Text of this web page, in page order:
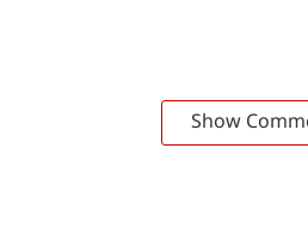
Show